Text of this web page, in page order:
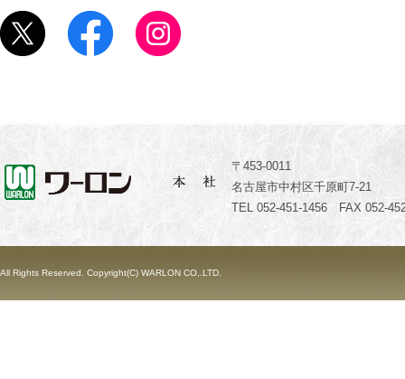
〒453-0011
名古屋市中村区千原町7-21
TEL 052-451-1456 FAX 052-
All Rights Reserved. Copyright(C) WARLON CO,.LTD.